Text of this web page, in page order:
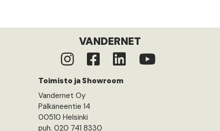
VANDERNET
Toimisto ja Showroom
Vandernet Oy
Pälkäneentie 14
00510 Helsinki
puh. 020 741 8330